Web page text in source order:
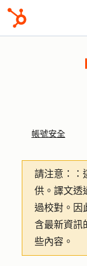
帳號安全
請注意：
供。譯文透
過校對。因
含最新資訊
些內容。